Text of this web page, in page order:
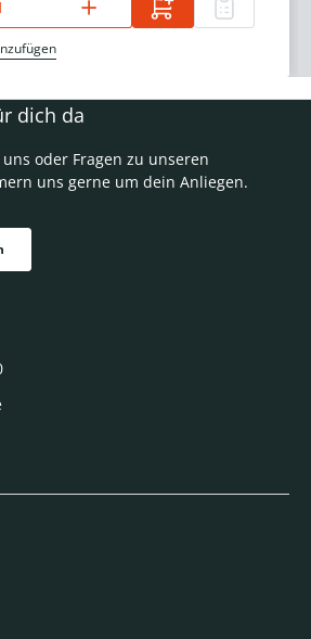
dich da
oder Fragen zu unseren
uns gerne um dein Anliegen.